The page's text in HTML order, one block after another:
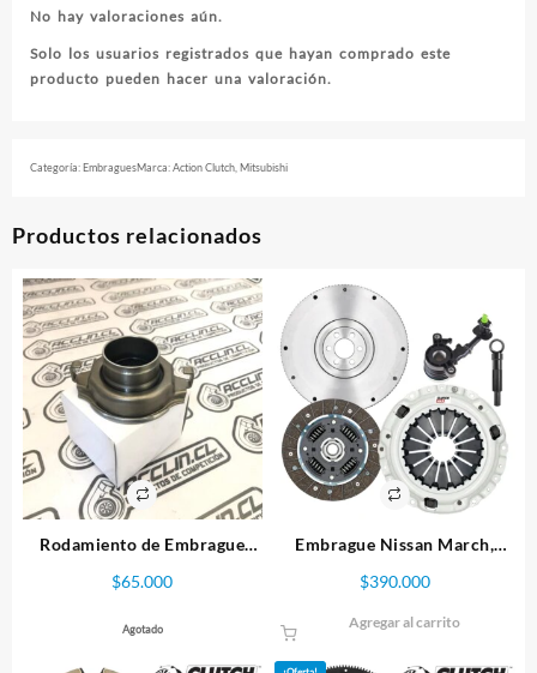
cantidad
No hay valoraciones aún.
Solo los usuarios registrados que hayan comprado este
producto pueden hacer una valoración.
Categoría:EmbraguesMarca:Action Clutch Mitsubishi
Productos relacionados
Rodamiento de Embrague
Alternativo
$65.000
Agotado
Embrague Nissan March,
Stage 1 Con volante incluido
$390.000
Agregar al carrito